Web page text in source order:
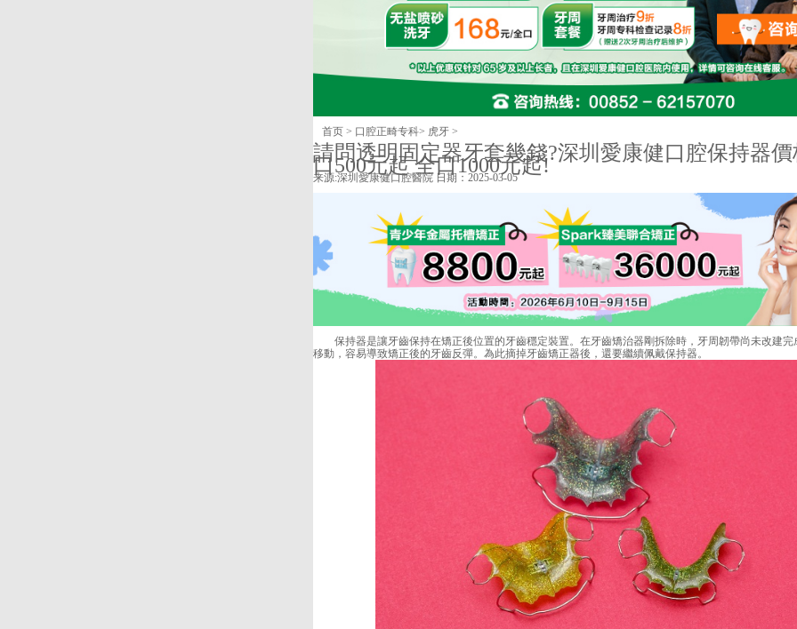
首页 > 口腔正畸专科> 虎牙 >
請問透明固定器牙套幾錢?深圳愛康健口腔保持器
口500元起 全口1000元起!
来源:深圳愛康健口腔醫院日期：2025-03-05
保持器是讓牙齒保持在矯正後位置的牙齒穩定裝置。在牙齒矯治器剛拆除時，牙周韌帶尚未改建完
移動，容易導致矯正後的牙齒反彈。為此摘掉牙齒矯正器後，還要繼續佩戴保持器。